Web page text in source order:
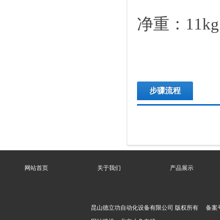
净重：
步骤流程
网站首页 关于我们 产品展示
昆山德立功自动化设备有限公司 版权所有 备案